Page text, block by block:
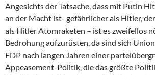
Angesichts der Tatsache, dass mit Putin
an der Macht ist- gefährlicher als Hitler,
als Hitler Atomraketen – ist es zweifellos
Bedrohung aufzurüsten, da sind sich
FDP nach langen Jahren einer
Appeasement-Politik, die das größte